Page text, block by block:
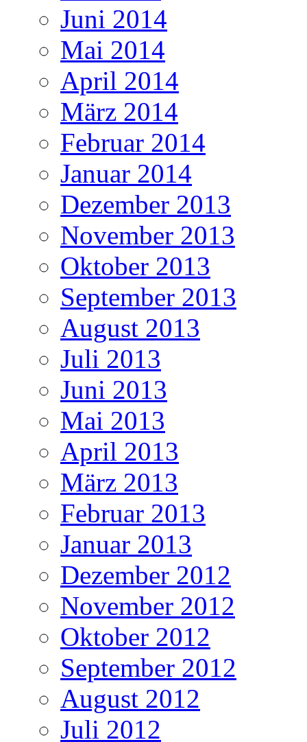
Juni 2014
Mai 2014
April 2014
März 2014
Februar 2014
Januar 2014
Dezember 2013
November 2013
Oktober 2013
September 2013
August 2013
Juli 2013
Juni 2013
Mai 2013
April 2013
März 2013
Februar 2013
Januar 2013
Dezember 2012
November 2012
Oktober 2012
September 2012
August 2012
Juli 2012